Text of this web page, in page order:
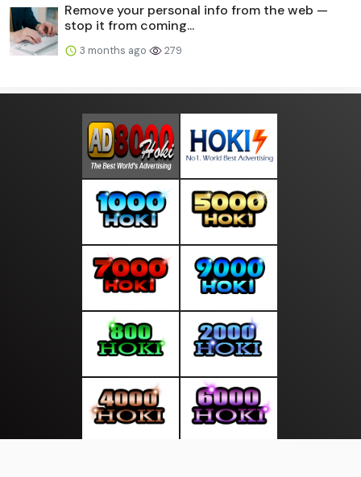
Remove your personal info from the web —
stop it from coming...
3 months ago 279